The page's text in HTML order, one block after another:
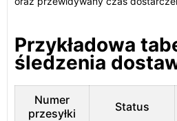
Przykładowa
śledzenia
Numer
przesyłki
Status